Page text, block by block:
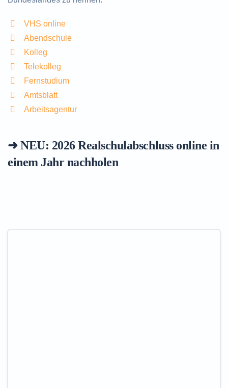
VHS online
Abendschule
Kolleg
Telekolleg
Fernstudium
Amtsblatt
Arbeitsagentur
➜ NEU: 2026Realschulabschluss online in
einem Jahr nachholen